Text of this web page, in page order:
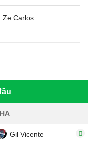
Ze Carlos
Gil Vicente